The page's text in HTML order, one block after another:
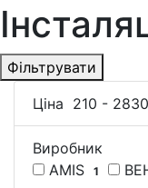
Фільтрувати
Ціна 210 -
Виробник
AMIS
1